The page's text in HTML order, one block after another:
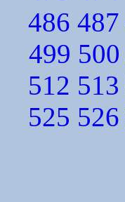
486 487
499 500
512 513
525 526